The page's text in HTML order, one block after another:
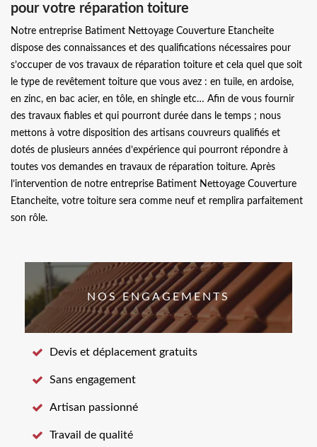
pour votre réparation toiture
Notre entreprise Batiment Nettoyage Couverture Etancheite
dispose des connaissances et des qualifications nécessaires pour
s’occuper de vos travaux de réparation toiture et cela quel que soit
le type de revêtement toiture que vous avez : en tuile, en ardoise,
en zinc, en bac acier, en tôle, en shingle etc… Afin de vous fournir
des travaux fiables et qui pourront durée dans le temps ; nous
mettons à votre disposition des artisans couvreurs qualifiés et
dotés de plusieurs années d’expérience qui pourront répondre à
toutes vos demandes en travaux de réparation toiture. Après
l’intervention de notre entreprise Batiment Nettoyage Couverture
Etancheite, votre toiture sera comme neuf et remplira parfaitement
son rôle.
NOS ENGAGEMENTS
Devis et déplacement gratuits
Sans engagement
Artisan passionné
Travail de qualité